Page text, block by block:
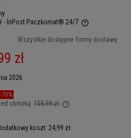
- InPost Paczkomat® 24/7
kosztów płatności
Wszystkie dostępne formy dostawy
zł
2026
-15%
obniżką: 159,99 zł
koszt: 24,99 zł: